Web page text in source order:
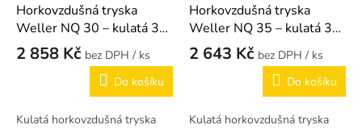
Horkovzdušná tryska
Weller NQ 30 – kulatá 30
mm
2 858 Kč
/ ks
Do košíku
Kulatá horkovzdušná tryska
Horkovzdušná tryska
Weller NQ 35 – kulatá 35
mm
2 643 Kč
/ ks
Do košíku
Kulatá horkovzdušná tryska